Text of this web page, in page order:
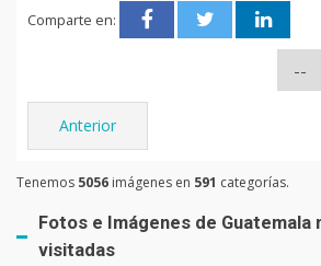
Comparte en:
Anterior
Tenemos 5056 imágenes en 591 categorías.
Fotos e Imágenes de Guatemala
visitadas